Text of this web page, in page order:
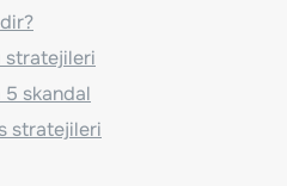
stratejileri
skandal
stratejileri